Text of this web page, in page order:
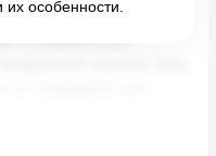
особенности.